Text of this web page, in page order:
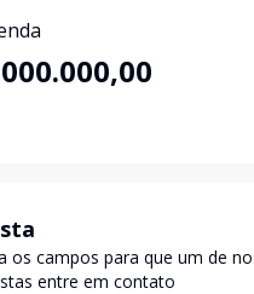
os campos para que um de
entre em contato